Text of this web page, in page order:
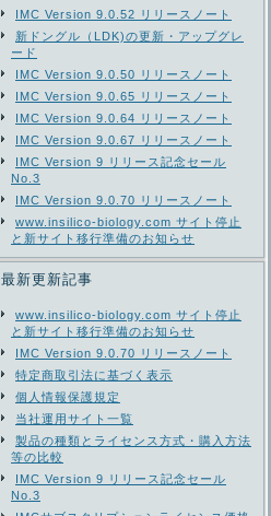
IMC Version 9.0.52 リリースノート
新ドングル（LDK)の更新・アップグレ
ード
IMC Version 9.0.50 リリースノート
IMC Version 9.0.65 リリースノート
IMC Version 9.0.64 リリースノート
IMC Version 9.0.67 リリースノート
IMC Version 9 リリース記念セール
No.3
IMC Version 9.0.70 リリースノート
www.insilico-biology.com サイト停止
と新サイト移行準備のお知らせ
最新更新記事
www.insilico-biology.com サイト停止
と新サイト移行準備のお知らせ
IMC Version 9.0.70 リリースノート
特定商取引法に基づく表示
個人情報保護規定
当社運用サイト一覧
製品の種類とライセンス方式・購入方法
等の比較
IMC Version 9 リリース記念セール
No.3